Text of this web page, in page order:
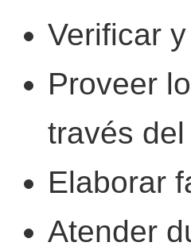
Verificar
Proveer
través
Elaborar
Atender